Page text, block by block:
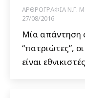
ΑΡΘΡΟΓΡΑΦΙΑ Ν.Γ.
27/08/2016
Μία απάντηση
“πατριώτες”,
είναι